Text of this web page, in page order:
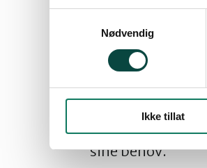
Nødvendig
Ikke tillat
saka. Det er
overordna
naturressursar.
Ein del av desse
fuglefjellet til
ungane. Då går
sine behov.